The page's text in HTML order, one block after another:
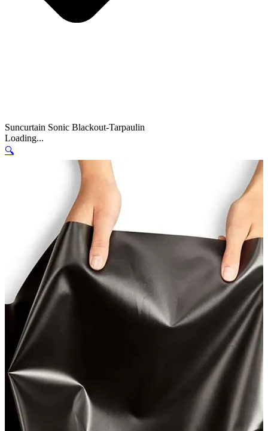
Suncurtain Sonic Blackout-Tarpaulin
Loading...
🔍